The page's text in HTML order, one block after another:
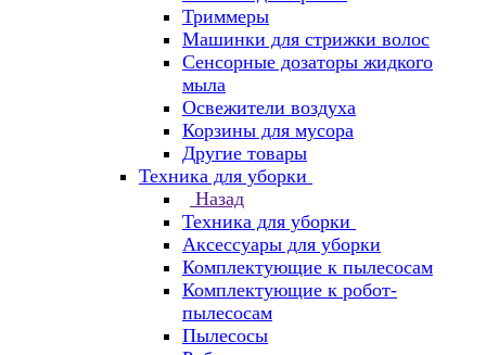
Триммеры
Машинки для стрижки волос
Сенсорные дозаторы жидкого
мыла
Освежители воздуха
Корзины для мусора
Другие товары
Техника для уборки
Назад
Техника для уборки
Аксессуары для уборки
Комплектующие к пылесосам
Комплектующие к робот-
пылесосам
Пылесосы